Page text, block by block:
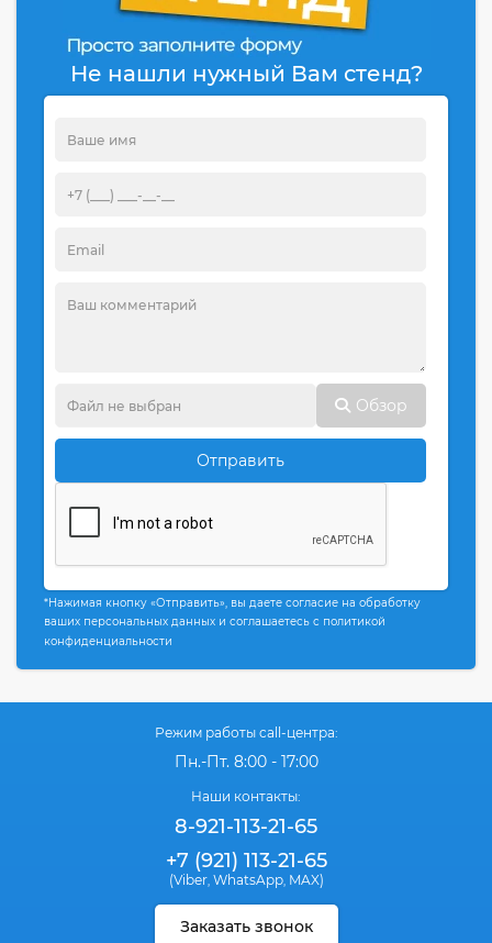
Не нашли нужный Вам стенд?
Обзор
Отправить
*Нажимая кнопку «Отправить», вы даете согласие на обработку
ваших персональных данных и соглашаетесь с политикой
конфиденциальности
Режим работы call-центра:
Пн.-Пт. 8:00 - 17:00
Наши контакты:
8-921-113-21-65
+7 (921) 113-21-65
(Viber, WhatsApp, MAX)
Заказать звонок